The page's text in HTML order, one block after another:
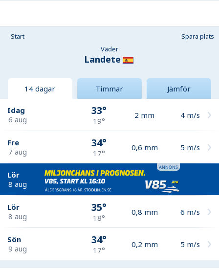
Start
Spara plats
Väder
Landete
14 dagar Timmar Jämför
Idag
6 aug
33°
19°
2 mm 4 m/s
Fre
7 aug
34°
17°
0,6 mm 5 m/s
Lör
8 aug
Lör
8 aug
35°
18°
0,8 mm 6 m/s
Sön
9 aug
34°
17°
0,2 mm 5 m/s